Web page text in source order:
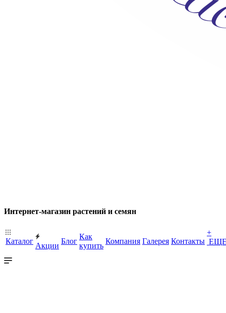
Интернет-магазин растений и семян
Каталог
Акции
Блог
Как
купить
Компания Галерея Контакты
+